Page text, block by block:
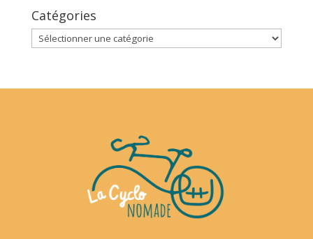
Catégories
Catégories